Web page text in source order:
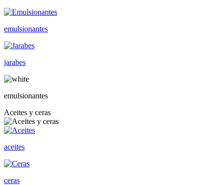
emulsionantes
jarabes
emulsionantes
Aceites y ceras
aceites
ceras